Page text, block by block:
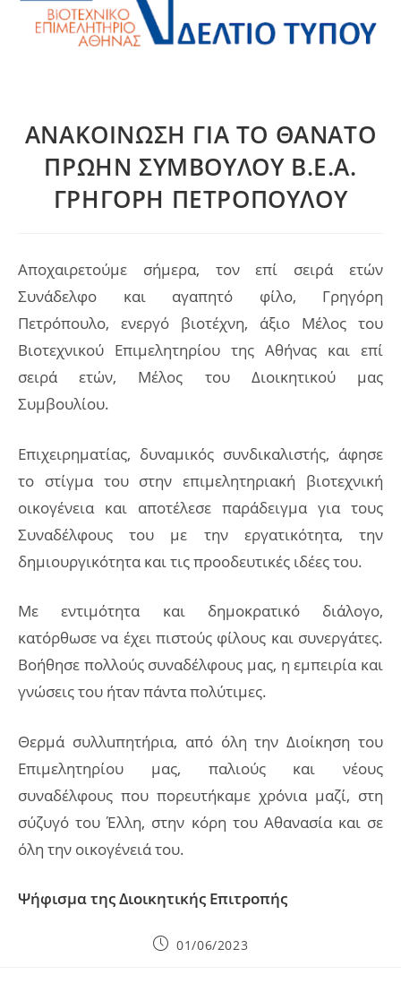
ΑΝΑΚΟΙΝΩΣΗ ΓΙΑ ΤΟ ΘΑΝΑΤΟ
ΠΡΩΗΝ ΣΥΜΒΟΥΛΟΥ Β.Ε.Α.
ΓΡΗΓΟΡΗ ΠΕΤΡΟΠΟΥΛΟΥ
Αποχαιρετούμε σήμερα, τον επί σειρά ετών
Συνάδελφο και αγαπητό φίλο, Γρηγόρη
Πετρόπουλο, ενεργό βιοτέχνη, άξιο Μέλος του
Βιοτεχνικού Επιμελητηρίου της Αθήνας και επί
σειρά ετών, Μέλος του Διοικητικού μας
Συμβουλίου.
Επιχειρηματίας, δυναμικός συνδικαλιστής, άφησε
το στίγμα του στην επιμελητηριακή βιοτεχνική
οικογένεια και αποτέλεσε παράδειγμα για τους
Συναδέλφους του με την εργατικότητα, την
δημιουργικότητα και τις προοδευτικές ιδέες του.
Με εντιμότητα και δημοκρατικό διάλογο,
κατόρθωσε να έχει πιστούς φίλους και συνεργάτες.
Βοήθησε πολλούς συναδέλφους μας, η εμπειρία και
γνώσεις του ήταν πάντα πολύτιμες.
Θερμά συλλuπητήρια, από όλη την Διοίκηση του
Επιμελητηρίου μας, παλιούς και νέους
συναδέλφους που πορευτήκαμε χρόνια μαζί, στη
σύζυγό του Έλλη, στην κόρη του Αθανασία και σε
όλη την οικογένειά του.
Ψήφισμα της Διοικητικής Επιτροπής
Post01/06/2023